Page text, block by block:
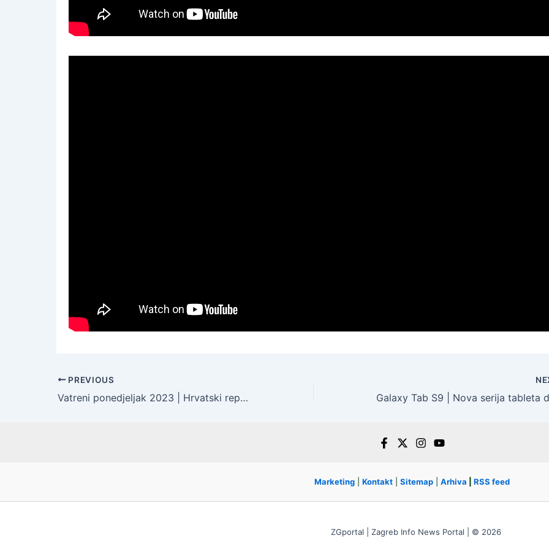
PREVIOUS
Vatreni ponedjeljak 2023 | Hrvatski reprezentativci su se družili s brojnim navijačima i odmjerili snage u uličnom nogometu
Marketing| Kontakt| Sitemap| Arhiva RSS feed
ZGportal | Zagreb Info News Portal | © 2026